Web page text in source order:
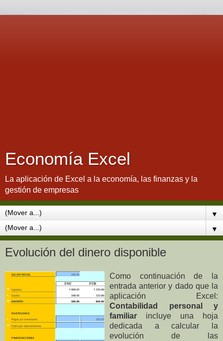
Economía Excel
La aplicación de Excel a la economía, las finanzas y la
gestión de empresas
▼
▼
Evolución del dinero disponible
Como continuación de la
entrada anterior y dado que la
aplicación Excel:
Contabilidad personal y
familiar incluye una hoja
dedicada a calcular la
evolución de las